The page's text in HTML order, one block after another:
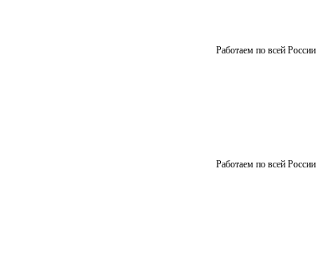
Работаем по всей России
Работаем по всей России